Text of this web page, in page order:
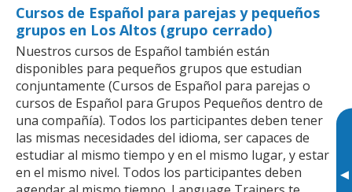
▸
Cursos de Español para parejas y pequeños
grupos en Los Altos (grupo cerrado)
Nuestros cursos de Español también están
disponibles para pequeños grupos que estudian
conjuntamente (Cursos de Español para parejas o
cursos de Español para Grupos Pequeños dentro de
una compañía). Todos los participantes deben tener
las mismas necesidades del idioma, ser capaces de
estudiar al mismo tiempo y en el mismo lugar, y estar
en el mismo nivel. Todos los participantes deben